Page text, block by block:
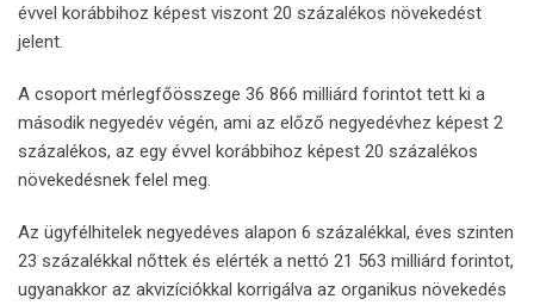
évvel korábbihoz képest viszont 20 százalékos növekedést
jelent.
A csoport mérlegfőösszege 36 866 milliárd forintot tett ki a
második negyedév végén, ami az előző negyedévhez képest 2
százalékos, az egy évvel korábbihoz képest 20 százalékos
növekedésnek felel meg.
Az ügyfélhitelek negyedéves alapon 6 százalékkal, éves szinten
23 százalékkal nőttek és elérték a nettó 21 563 milliárd forintot,
ugyanakkor az akvizíciókkal korrigálva az organikus növekedés